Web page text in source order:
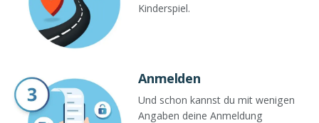
Kinderspiel.
Anmelden
Und schon kannst du mit wenigen
Angaben deine Anmeldung